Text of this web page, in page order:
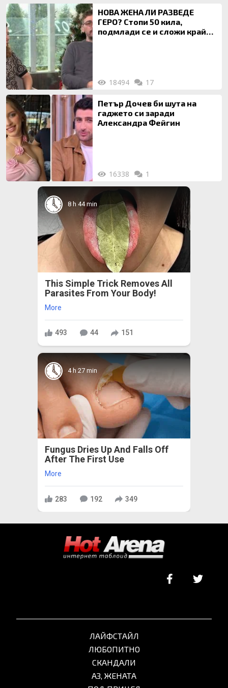
НОВА ЖЕНА ЛИ РАЗВЕДЕ
ГЕРО? Стопи 50 кила,
подмлади се и сложи край
18494 17
Петър Дочев би шута на
гаджето си заради
Александра Фейгин
16338 1
8 h 44 min
This Simple Trick Removes All
Parasites From Your Body!
More
493 44 151
4 h 27 min
Fungus Dries Up And Falls Off
After The First Use
More
283 192 349
ЛАЙФСТАЙЛ
ЛЮБОПИТНО
СКАНДАЛИ
АЗ, ЖЕНАТА